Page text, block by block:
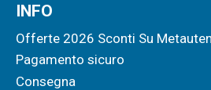
INFO
Offerte 2026 Sconti Su
Pagamento sicuro
Consegna